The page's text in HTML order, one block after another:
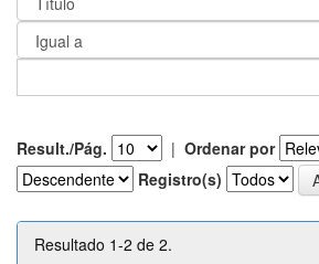
Result./Pág. | Ordenar por
Registro(s)
Resultado 1-2 de 2.